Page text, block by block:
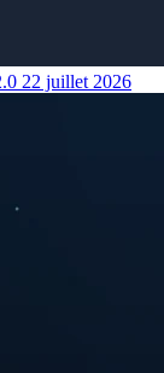
22 juillet 2026